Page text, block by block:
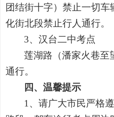
团结街十字）禁止一切
化街北段禁止行人通行。
3、汉台二中考点
莲湖路（潘家火巷至
通行。
四、温馨提示
1、请广大市民严格